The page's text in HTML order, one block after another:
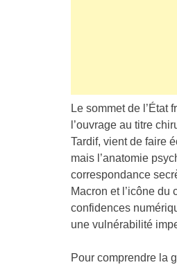
Le sommet de l’État
l’ouvrage au titre
Tardif, vient de faire
mais l’anatomie
correspondance
Macron et l’icône
confidences
une vulnérabilité
Pour comprendre la